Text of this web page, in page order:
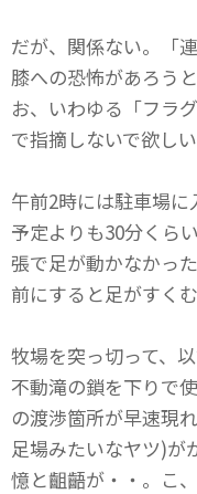
だが、関係ない。「
膝への恐怖があろう
お、いわゆる「フラ
で指摘しないで欲しい
午前2時には駐車場に
予定よりも30分くら
張で足が動かなかっ
前にすると足がすくむ
牧場を突っ切って、
不動滝の鎖を下りで
の渡渉箇所が早速現
足場みたいなヤツ)が
憶と齟齬が・・。こ